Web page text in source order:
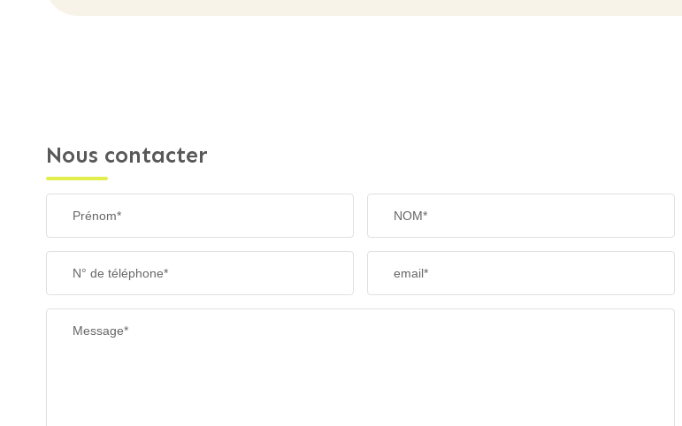
Nous contacter
Prénom* NOM*
N° de téléphone* email*
Message*